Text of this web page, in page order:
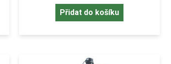
Přidat do košíku